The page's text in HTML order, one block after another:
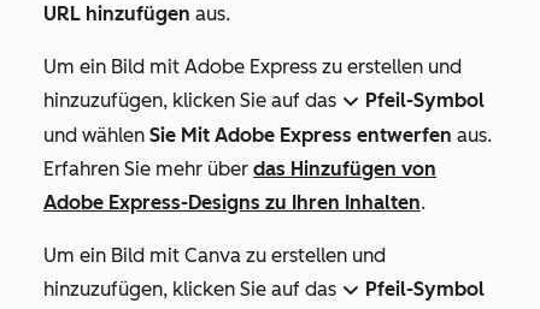
URL hinzufügen aus.
Um ein Bild mit Adobe Express zu erstellen und
hinzuzufügen, klicken Sie auf das down Pfeil-Symbol
und wählen Sie Mit Adobe Express entwerfen aus.
Erfahren Sie mehr über das Hinzufügen von
Adobe Express-Designs zu Ihren Inhalten.
Um ein Bild mit Canva zu erstellen und
hinzuzufügen, klicken Sie auf das down Pfeil-Symbol